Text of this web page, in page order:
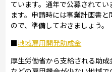
ています。通年で公募されて
ます。申請時には事業計画書
ので、準備しておきましょう。
■地域雇用開発助成金
厚生労働省から支給される助